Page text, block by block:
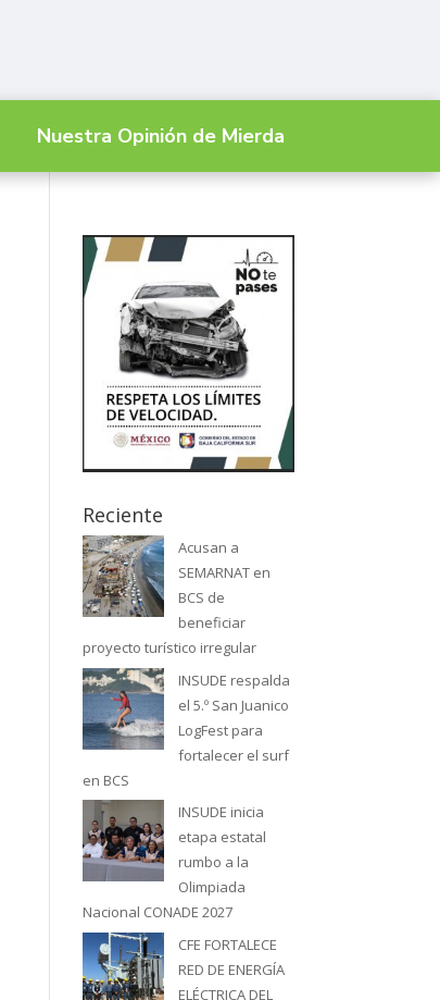
Nuestra Opinión de Mierda
Reciente
Acusan a
SEMARNAT en
BCS de
beneficiar
proyecto turístico irregular
INSUDE respalda
el 5.º San Juanico
LogFest para
fortalecer el surf
en BCS
INSUDE inicia
etapa estatal
rumbo a la
Olimpiada
Nacional CONADE 2027
CFE FORTALECE
RED DE ENERGÍA
ELÉCTRICA DEL